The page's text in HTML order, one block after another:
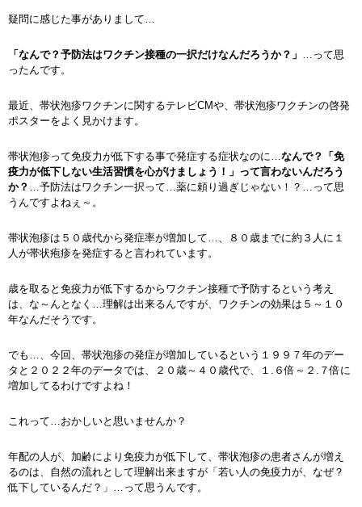
疑問に感じた事がありまして…
「なんで？予防法はワクチン接種の一択だけなんだろうか？」 …って思
ったんです。
最近、帯状泡疹ワクチンに関するテレビCMや、帯状泡疹ワクチンの啓発
ポスターをよく見かけます。
帯状泡疹って免疫力が低下する事で発症する症状なのに…なんで？「免
疫力が低下しない生活習慣を心がけましょう！」って言わないんだろう
か？ …予防法はワクチン一択って…薬に頼り過ぎじゃない！？…って思
うんですよねぇ～。
帯状泡疹は５０歳代から発症率が増加して…、８０歳までに約３人に１
人が帯状疱疹を発症すると言われています。
歳を取ると免疫力が低下するからワクチン接種で予防するという考え
は、な～んとなく…理解は出来るんですが、ワクチンの効果は５～１０
年なんだそうです。
でも…、今回、帯状泡疹の発症が増加しているという１９９７年のデー
タと２０２２年のデータでは、２０歳～４０歳代で、１.６倍～２.７倍に
増加してるわけですよね！
これって…おかしいと思いませんか？
年配の人が、加齢により免疫力が低下して、帯状泡疹の患者さんが増え
るのは、自然の流れとして理解出来ますが「若い人の免疫力が、なぜ？
低下しているんだ？」…って思うんです。